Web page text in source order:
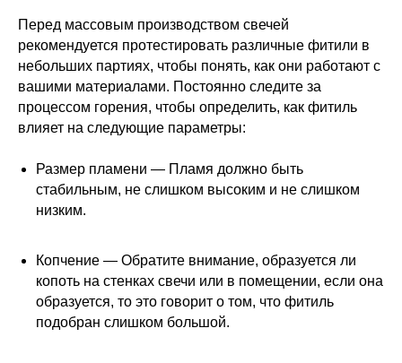
Перед массовым производством свечей
рекомендуется протестировать различные фитили в
небольших партиях, чтобы понять, как они работают с
вашими материалами. Постоянно следите за
процессом горения, чтобы определить, как фитиль
влияет на следующие параметры:
Размер пламени — Пламя должно быть
стабильным, не слишком высоким и не слишком
низким.
Копчение — Обратите внимание, образуется ли
копоть на стенках свечи или в помещении, если она
образуется, то это говорит о том, что фитиль
подобран слишком большой.